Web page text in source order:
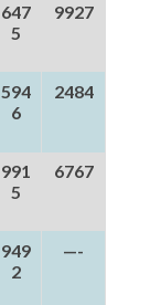
647
5
9927
594
6
2484
991
5
6767
949
2
—-